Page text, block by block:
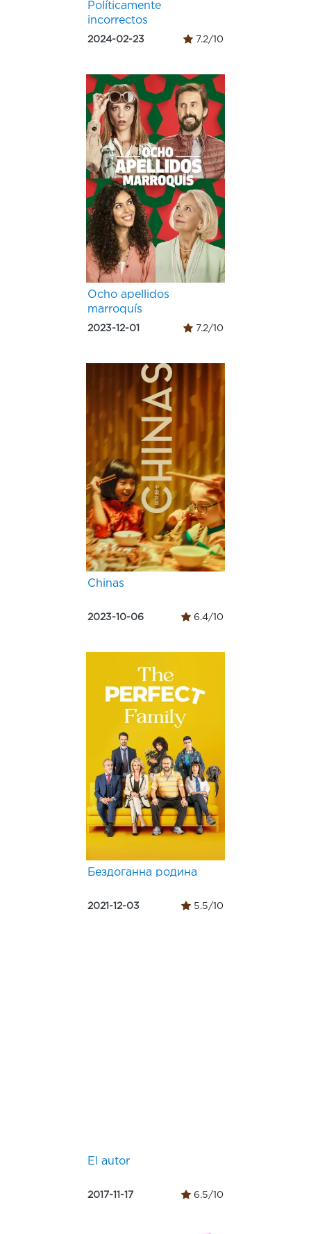
Políticamente
incorrectos
2024-02-23 7.2/10
Ocho apellidos
marroquís
2023-12-01 7.2/10
Chinas
2023-10-06 6.4/10
Бездоганна родина
2021-12-03 5.5/10
El autor
2017-11-17 6.5/10